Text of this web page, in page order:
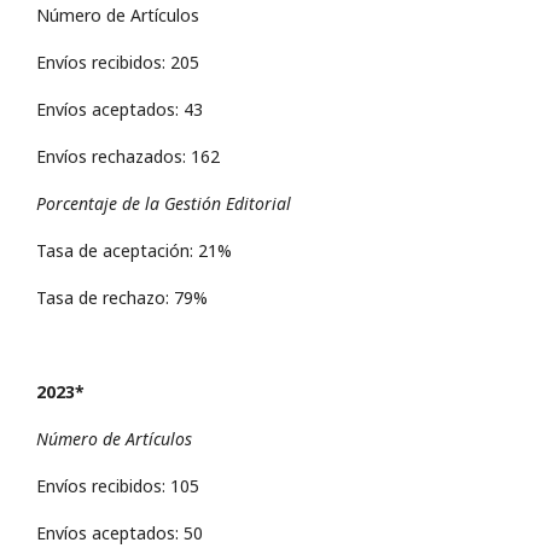
Número de Artículos
Envíos recibidos: 205
Envíos aceptados: 43
Envíos rechazados: 162
Porcentaje de la Gestión Editorial
Tasa de aceptación: 21%
Tasa de rechazo: 79%
2023*
Número de Artículos
Envíos recibidos: 105
Envíos aceptados: 50